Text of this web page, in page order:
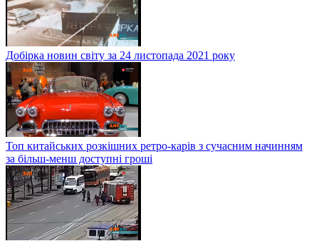
Добірка новин світу за 24 листопада 2021 року
Топ китайських розкішних ретро-карів з сучасним начинням
за більш-менш доступні гроші